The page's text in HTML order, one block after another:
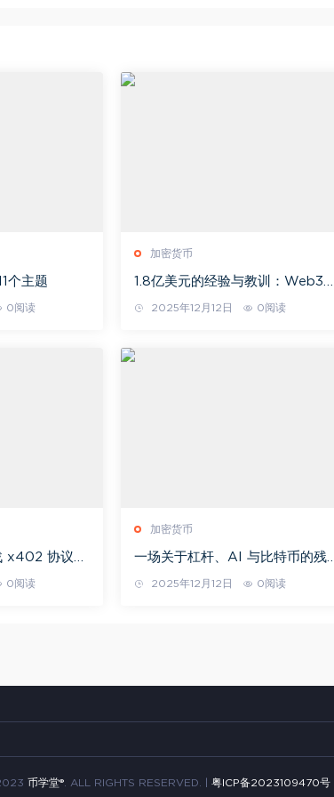
个主题
0阅读
加密货币
1.8亿美元的经验与教训：Web3
前入口不在社交 而是钱包
2025年12月12日 0阅读
x402 协议如
付格局
0阅读
加密货币
一场关于杠杆、AI 与比特币的残
2025年12月12日 0阅读
币学堂®. ALL RIGHTS RESERVED. | 粤ICP备2023109470号